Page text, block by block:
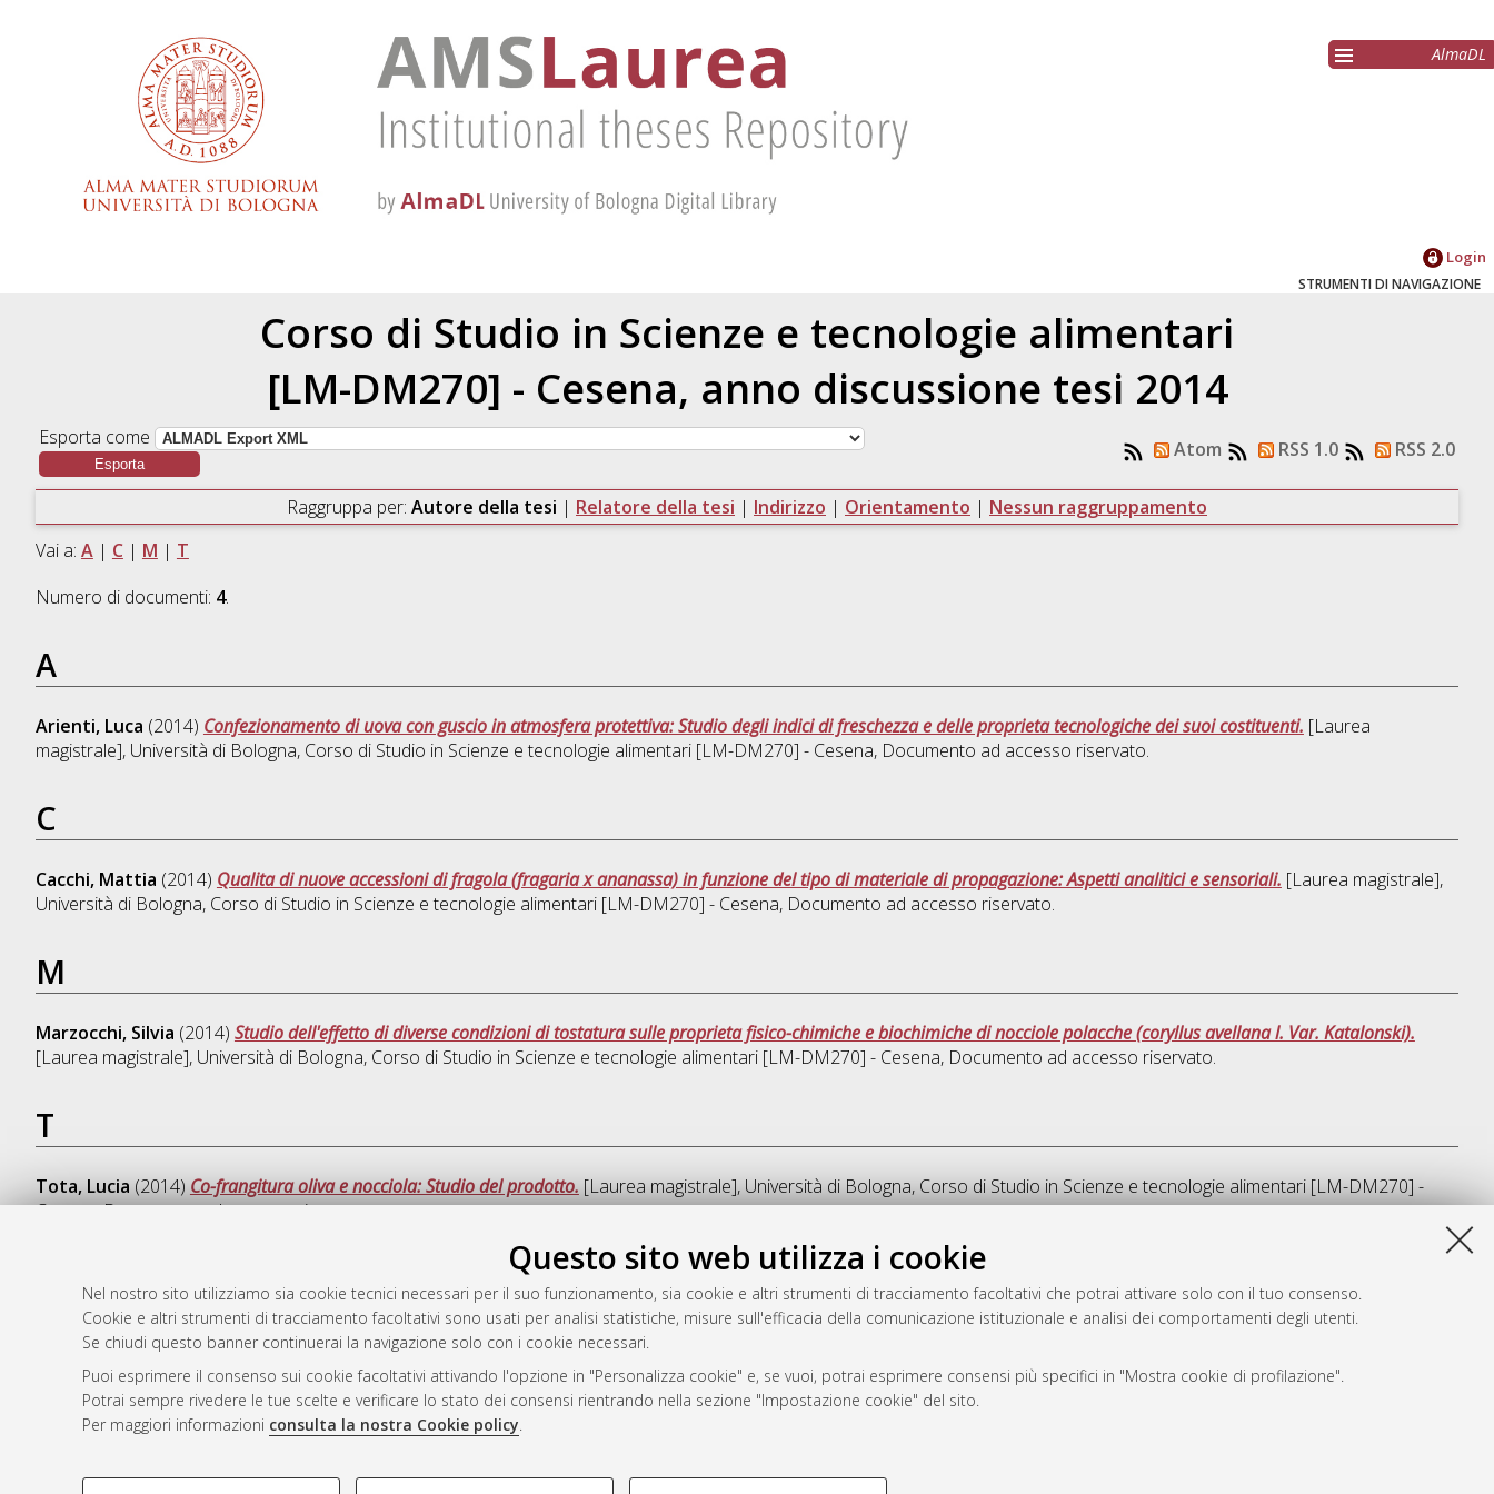
Questo sito web utilizza i cookie
Nel nostro sito utilizziamo sia cookie tecnici necessari per il suo funzionamento, sia cookie e altri strumenti di tracciamento facoltativi che potrai attivare solo con il tuo consenso.
Cookie e altri strumenti di tracciamento facoltativi sono usati per analisi statistiche, misure sull'efficacia della comunicazione istituzionale e analisi dei comportamenti degli utenti.
Se chiudi questo banner continuerai la navigazione solo con i cookie necessari.
Puoi esprimere il consenso sui cookie facoltativi attivando l'opzione in "Personalizza cookie" e, se vuoi, potrai esprimere consensi più specifici in "Mostra cookie di profilazione".
Potrai sempre rivedere le tue scelte e verificare lo stato dei consensi rientrando nella sezione "Impostazione cookie" del sito.
Per maggiori informazioni consulta la nostra Cookie policy.
COOKIE DI PROFILAZIONE - FACOLTATIVI COOKIE TECNICI - NECESSARI
AlmaDL
Login
STRUMENTI DI NAVIGAZIONE
Corso di Studio in Scienze e tecnologie alimentari
[LM-DM270] - Cesena, anno discussione tesi 2014
Esporta come Atom RSS 1.0 RSS 2.0
Raggruppa per: Autore della tesi | Relatore della tesi | Indirizzo | Orientamento | Nessun raggruppamento
Vai a: A| C| M | T
Numero di documenti: 4.
A
Arienti, Luca (2014) Confezionamento di uova con guscio in atmosfera protettiva: Studio degli indici di freschezza e delle proprieta tecnologiche dei suoi costituenti. [Laurea
magistrale], Università di Bologna, Corso di Studio in Scienze e tecnologie alimentari [LM-DM270] - Cesena, Documento ad accesso riservato.
C
Cacchi, Mattia (2014) Qualita di nuove accessioni di fragola (fragaria x ananassa) in funzione del tipo di materiale di propagazione: Aspetti analitici e sensoriali. [Laurea magistrale],
Università di Bologna, Corso di Studio in Scienze e tecnologie alimentari [LM-DM270] - Cesena, Documento ad accesso riservato.
M
Marzocchi, Silvia (2014) Studio dell'effetto di diverse condizioni di tostatura sulle proprieta fisico-chimiche e biochimiche di nocciole polacche (coryllus avellana l. Var. Katalonski).
[Laurea magistrale], Università di Bologna, Corso di Studio in Scienze e tecnologie alimentari [LM-DM270] - Cesena, Documento ad accesso riservato.
T
Tota, Lucia (2014) Co-frangitura oliva e nocciola: Studio del prodotto. [Laurea magistrale], Università di Bologna, Corso di Studio in Scienze e tecnologie alimentari [LM-DM270] -
Cesena, Documento ad accesso riservato.
Questa lista e' stata generata il
Rss 1.0
Rss 2.0
AMS Laurea
Servizio implementato e gestito da
Impostazioni Cookie
Informativa sulla privacy
Condizioni d’uso del sito